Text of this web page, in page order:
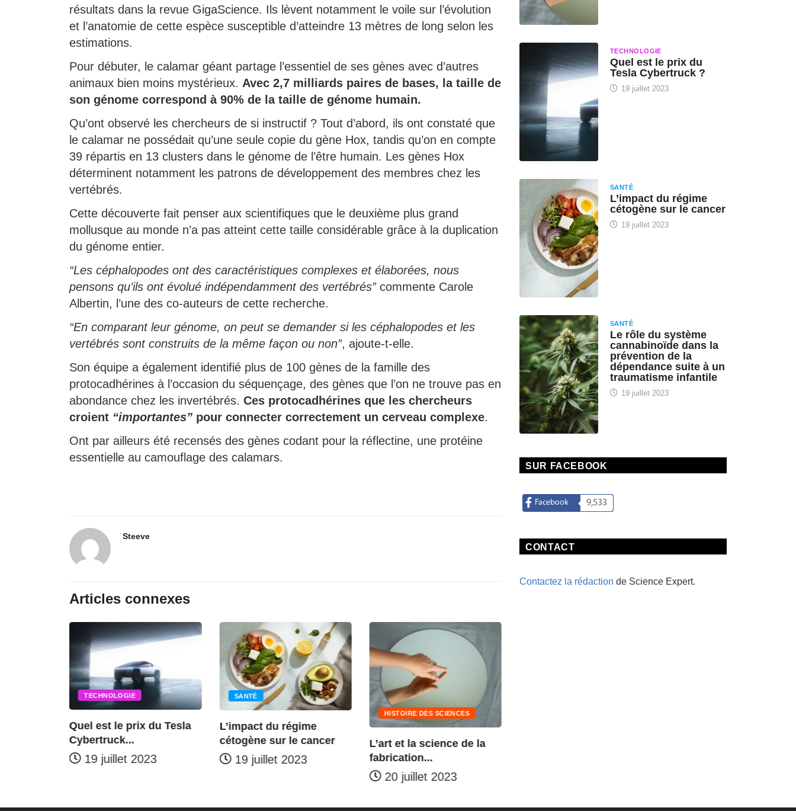
résultats dans la revue GigaScience. Ils lèvent notamment le voile sur l’évolution
et l’anatomie de cette espèce susceptible d’atteindre 13 mètres de long selon les
estimations.
Pour débuter, le calamar géant partage l’essentiel de ses gènes avec d’autres
animaux bien moins mystérieux. Avec 2,7 milliards paires de bases, la taille de
son génome correspond à 90% de la taille de génome humain.
Qu’ont observé les chercheurs de si instructif ? Tout d’abord, ils ont constaté que
le calamar ne possédait qu’une seule copie du gène Hox, tandis qu’on en compte
39 répartis en 13 clusters dans le génome de l’être humain. Les gènes Hox
déterminent notamment les patrons de développement des membres chez les
vertébrés.
Cette découverte fait penser aux scientifiques que le deuxième plus grand
mollusque au monde n’a pas atteint cette taille considérable grâce à la duplication
du génome entier.
“Les céphalopodes ont des caractéristiques complexes et élaborées, nous
pensons qu’ils ont évolué indépendamment des vertébrés”commente Carole
Albertin, l’une des co-auteurs de cette recherche.
“En comparant leur génome, on peut se demander si les céphalopodes et les
vertébrés sont construits de la même façon ou non”, ajoute-t-elle.
Son équipe a également identifié plus de 100 gènes de la famille des
protocadhérines à l’occasion du séquençage, des gènes que l’on ne trouve pas en
abondance chez les invertébrés. Ces protocadhérines que les chercheurs
croient “importantes” pour connecter correctement un cerveau complexe.
Ont par ailleurs été recensés des gènes codant pour la réflectine, une protéine
essentielle au camouflage des calamars.
Steeve
Articles connexes
TECHNOLOGIE
Quel est le prix du Tesla
Cybertruck...
19 juillet 2023
SANTÉ
L’impact du régime
cétogène sur le cancer
19 juillet 2023
HISTOIRE DES SCIENCES
L’art et la science de la
fabrication...
20 juillet 2023
TECHNOLOGIE
Quel est le prix du
Tesla Cybertruck ?
19 juillet 2023
SANTÉ
L’impact du régime
cétogène sur le cancer
19 juillet 2023
SANTÉ
Le rôle du système
cannabinoïde dans la
prévention de la
dépendance suite à un
traumatisme infantile
19 juillet 2023
SUR FACEBOOK
Facebook 9,533
CONTACT
Contactez la rédaction de Science Expert.